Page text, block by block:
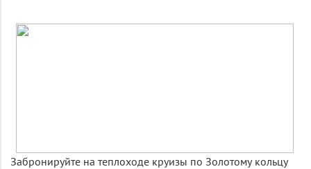
Забронируйте на теплоходе круизы по Золотому кольцу